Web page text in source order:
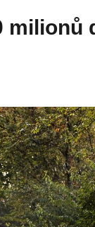
milionů